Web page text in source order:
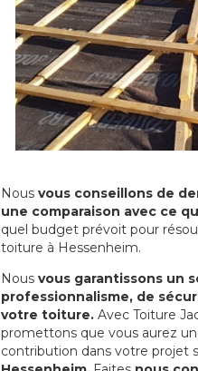
Nous vous conseillons de
une comparaison avec ce
quel budget prévoit pour
toiture à Hessenheim.
Nous vous garantissons un
professionnalisme, de
votre toiture. Avec Toiture
promettons que vous aurez
contribution dans votre projet